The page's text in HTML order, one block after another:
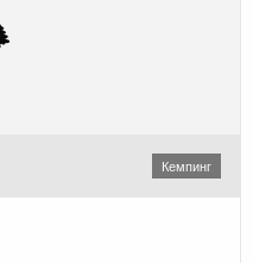
Кемпинг